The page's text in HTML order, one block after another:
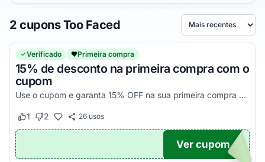
experiencia através de produtos de altíssimo nível!
2 cupons Too Faced Ordenar por
Verificado Primeira compra
15% de desconto na primeira compra com o
cupom
Use o cupom e garanta 15% OFF na sua primeira compra Too Faced.
Este cupom funcionou
1 Este cupom não funcionou
2 26usos
DX15
Ver cupom